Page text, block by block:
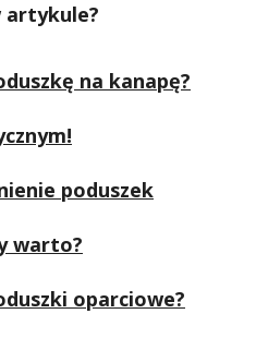
artykule?
na kanapę?
poduszek
warto?
oparciowe?